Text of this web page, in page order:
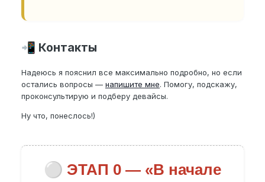
📲 Контакты
Надеюсь я пояснил все максимально подробно, но если
остались вопросы — напишите мне. Помогу, подскажу,
проконсультирую и подберу девайсы.
Ну что, понеслось!)
⚪ ЭТАП 0 — «В начале